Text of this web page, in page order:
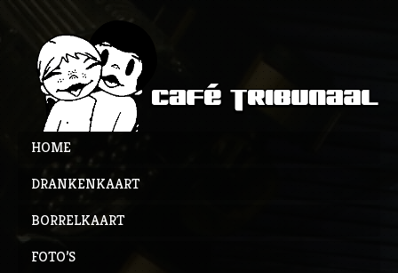
HOME
DRANKENKAART
BORRELKAART
FOTO’S